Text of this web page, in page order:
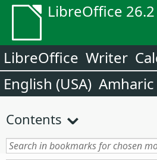
LibreOffice
LibreOffice Writer
English (USA) Amharic
Contents